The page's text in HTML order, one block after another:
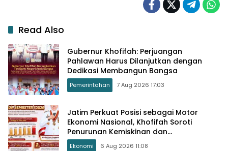
Read Also
Gubernur Khofifah: Perjuangan
Pahlawan Harus Dilanjutkan dengan
Dedikasi Membangun Bangsa
Pemerintahan 7 Aug 2026 17:03
Jatim Perkuat Posisi sebagai Motor
Ekonomi Nasional, Khofifah Soroti
Penurunan Kemiskinan dan
Pengangguran
Ekonomi 6 Aug 2026 11:08